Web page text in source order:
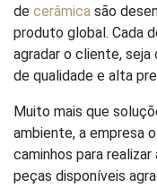
de cerâmica são
produto global. Cada
agradar o cliente, seja
de qualidade e alta
Muito mais que
ambiente, a empresa
caminhos para
peças disponíveis